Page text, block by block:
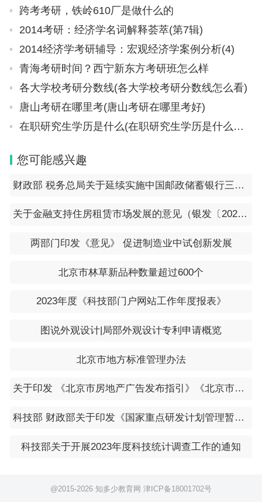
五、职责分工
成立我市汽车以旧换新工作市级专班，专班办公
室设在市商务局。各成员单位的具体职责是：
市发展改革委配合市商务局统筹开展汽车以旧换
新相关工作。
市商务局负责汽车以旧换新补贴发放的组织协调
工作，会同市财政局委托第三方机构负责补贴审核和
贴条件的申请人信息，确定补贴金额，并向市财政局
提出补贴资金申请。
议，经财政部北京监管局审核同意后，会同市商务局
市公安局公安交通管理局负责本市报废及更新车
市经济和信息化局负责推进本市乘用车生产企业
答，分析全市存量车淘汰更新数据，评估促进机动车
市市场监管局负责依法查处新车交易、报废违法
跨考考研，铁岭610厂是做什么的
2014考研：经济学名词解释荟萃(第7辑)
2014经济学考研辅导：宏观经济学案例分析(4)
青海考研时间？西宁新东方考研班怎么样
各大学校考研分数线(各大学校考研分数线怎么看)
唐山考研在哪里考(唐山考研在哪里考好)
在职研究生学历是什么(在职研究生学历是什么学历)
您可能感兴趣
财政部 税务总局关于延续实施中国邮政储蓄银行三农金融事业部涉农贷款增值税政策的公告（2023年第66号）
关于金融支持住房租赁市场发展的意见（银发〔2024〕2号）
两部门印发《意见》 促进制造业中试创新发展
北京市林草新品种数量超过600个
2023年度《科技部门户网站工作年度报表》
图说外观设计|局部外观设计专利申请概览
北京市地方标准管理办法
关于印发 《北京市房地产广告发布指引》《北京市金融投资理财类广告发布指引》的通知（京市监发〔2024〕9号）
科技部 财政部关于印发《国家重点研发计划管理暂行办法》的通知
科技部关于开展2023年度科技统计调查工作的通知
@2015-2026 知多少教育网 津ICP备18001702号